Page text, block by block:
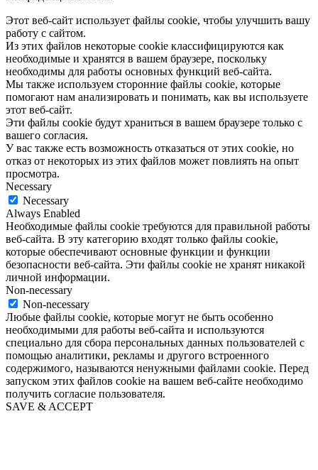
Этот веб-сайт использует файлы cookie, чтобы улучшить вашу
работу с сайтом.
Из этих файлов некоторые cookie классифицируются как
необходимые и хранятся в вашем браузере, поскольку
необходимы для работы основных функций веб-сайта.
Мы также используем сторонние файлы cookie, которые
помогают нам анализировать и понимать, как вы используете
этот веб-сайт.
Эти файлы cookie будут храниться в вашем браузере только с
вашего согласия.
У вас также есть возможность отказаться от этих cookie, но
отказ от некоторых из этих файлов может повлиять на опыт
просмотра.
Necessary
Necessary
Always Enabled
Необходимые файлы cookie требуются для правильной работы
веб-сайта. В эту категорию входят только файлы cookie,
которые обеспечивают основные функции и функции
безопасности веб-сайта. Эти файлы cookie не хранят никакой
личной информации.
Non-necessary
Non-necessary
Любые файлы cookie, которые могут не быть особенно
необходимыми для работы веб-сайта и используются
специально для сбора персональных данных пользователей с
помощью аналитики, рекламы и другого встроенного
содержимого, называются ненужными файлами cookie. Перед
запуском этих файлов cookie на вашем веб-сайте необходимо
получить согласие пользователя.
SAVE & ACCEPT